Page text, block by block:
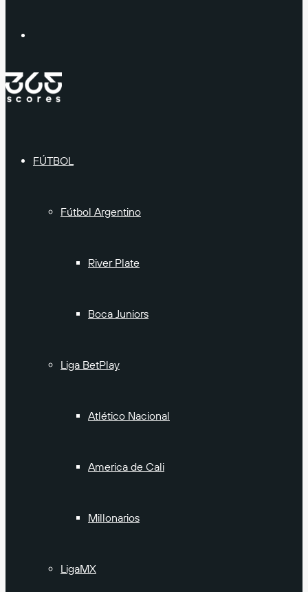
FÚTBOL
Fútbol Argentino
River Plate
Boca Juniors
Liga BetPlay
Atlético Nacional
America de Cali
Millonarios
LigaMX